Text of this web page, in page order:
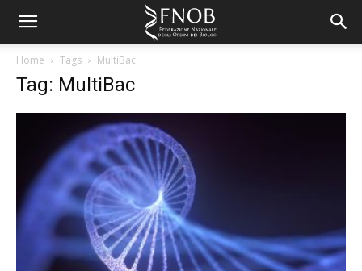
Home Tags MultiBac
Tag: MultiBac